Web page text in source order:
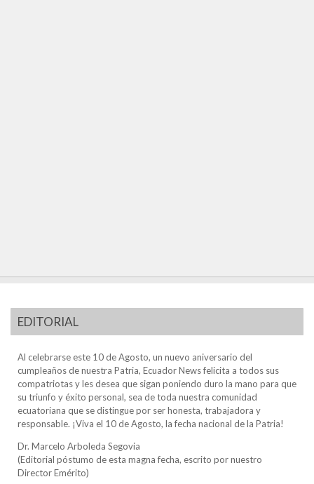
EDITORIAL
Al celebrarse este 10 de Agosto, un nuevo aniversario del
cumpleaños de nuestra Patria, Ecuador News felicita a todos sus
compatriotas y les desea que sigan poniendo duro la mano para que
su triunfo y éxito personal, sea de toda nuestra comunidad
ecuatoriana que se distingue por ser honesta, trabajadora y
responsable. ¡Viva el 10 de Agosto, la fecha nacional de la Patria!
Dr. Marcelo Arboleda Segovia
(Editorial póstumo de esta magna fecha, escrito por nuestro
Director Emérito)